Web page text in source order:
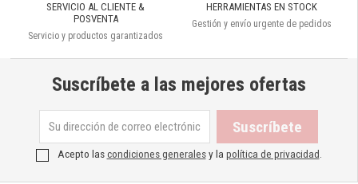
SERVICIO AL CLIENTE &
POSVENTA
Servicio y productos garantizados
HERRAMIENTAS EN STOCK
Gestión y envío urgente de pedidos
Suscríbete a las mejores ofertas
Acepto lascondiciones generalesy la política de privacidad.